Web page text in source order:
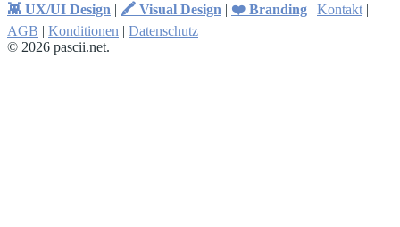
👾 UX/UI Design | 🖍 Visual Design | ❤️ Branding | Kontakt |
AGB | Konditionen | Datenschutz
© 2026 pascii.net.